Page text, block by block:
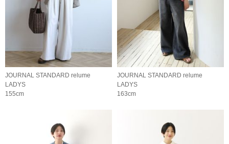
JOURNAL STANDARD relume
LADYS
155cm
JOURNAL STANDARD relume
LADYS
163cm